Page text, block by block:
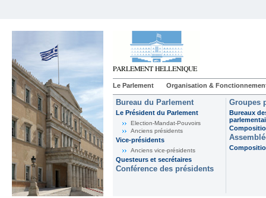
Le Parlement Organisation &
Bureau du Parlement
Le Président du Parlement
Election-Mandat-Pouvoirs
Anciens présidents
Vice-présidents
Anciens vice-présidents
Questeurs et secrétaires
Conférence des présidents
Groupes
Bureaux